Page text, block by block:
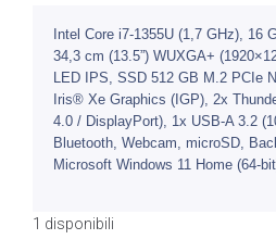
Intel Core i7-1355U (1,7 GHz), 16
34,3 cm (13.5”) WUXGA+
LED IPS, SSD 512 GB M.2 PCIe
Iris® Xe Graphics (IGP), 2x
4.0 / DisplayPort), 1x USB-A 3.2
Bluetooth, Webcam, microSD,
Microsoft Windows 11 Home (64-
1 disponibili